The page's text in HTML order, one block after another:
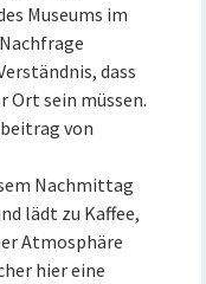
Museums im
dass
Ort sein müssen.
von
Nachmittag
lädt zu Kaffee,
Atmosphäre
hier eine